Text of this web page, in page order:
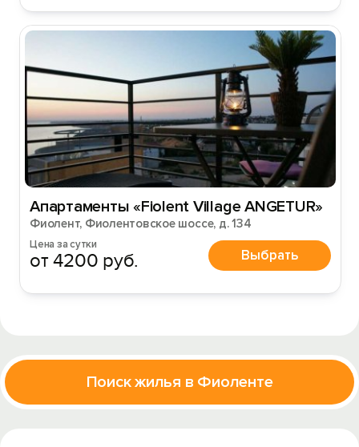
Апартаменты «Fiolent Village АNGETUR»
Фиолент, Фиолентовское шоссе, д. 134
Цена за сутки
от 4200 руб. Выбрать
Поиск жилья в Фиоленте